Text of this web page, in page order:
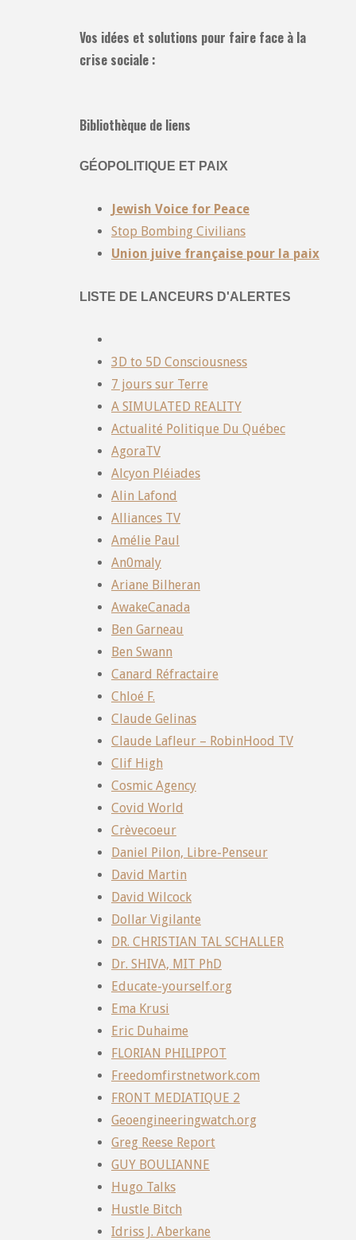
Vos idées et solutions pour faire face à la
crise sociale :
Bibliothèque de liens
GÉOPOLITIQUE ET PAIX
Jewish Voice for Peace
Stop Bombing Civilians
Union juive française pour la paix
LISTE DE LANCEURS D'ALERTES
3D to 5D Consciousness
7 jours sur Terre
A SIMULATED REALITY
Actualité Politique Du Québec
AgoraTV
Alcyon Pléiades
Alin Lafond
Alliances TV
Amélie Paul
An0maly
Ariane Bilheran
AwakeCanada
Ben Garneau
Ben Swann
Canard Réfractaire
Chloé F.
Claude Gelinas
Claude Lafleur – RobinHood TV
Clif High
Cosmic Agency
Covid World
Crèvecoeur
Daniel Pilon, Libre-Penseur
David Martin
David Wilcock
Dollar Vigilante
DR. CHRISTIAN TAL SCHALLER
Dr. SHIVA, MIT PhD
Educate-yourself.org
Ema Krusi
Eric Duhaime
FLORIAN PHILIPPOT
Freedomfirstnetwork.com
FRONT MEDIATIQUE 2
Geoengineeringwatch.org
Greg Reese Report
GUY BOULIANNE
Hugo Talks
Hustle Bitch
Idriss J. Aberkane